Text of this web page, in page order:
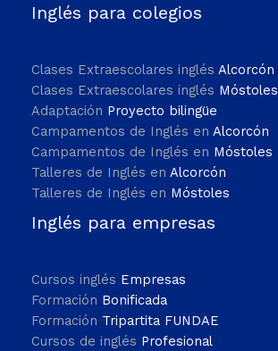
Inglés para colegios
Clases Extraescolares inglés Alcorcón
Clases Extraescolares inglés Móstoles
Adaptación Proyecto bilingüe
Campamentos de Inglés en Alcorcón
Campamentos de Inglés en Móstoles
Talleres de Inglés en Alcorcón
Talleres de Inglés en Móstoles
Inglés para empresas
Cursos inglés Empresas
Formación Bonificada
Formación Tripartita FUNDAE
Cursos de inglés Profesional